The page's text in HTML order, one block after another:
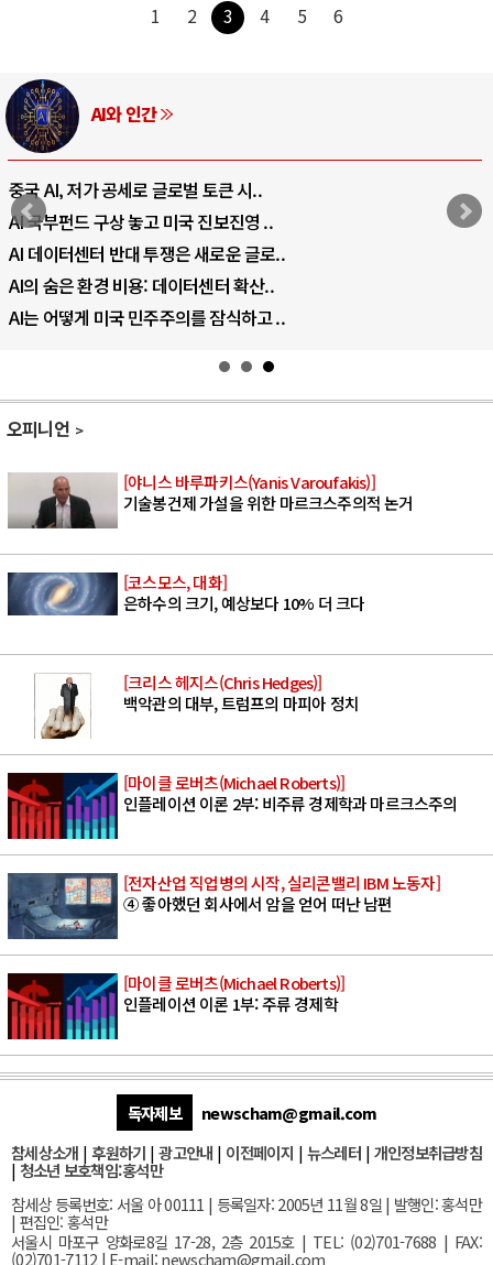
1 2 3 4 5 6
AI와 인간
중국 AI, 저가 공세로 글로벌 토큰 시..
AI 국부펀드 구상 놓고 미국 진보진영 ..
AI 데이터센터 반대 투쟁은 새로운 글로..
AI의 숨은 환경 비용: 데이터센터 확산..
AI는 어떻게 미국 민주주의를 잠식하고 ..
오피니언
[야니스 바루파키스(Yanis Varoufakis)]
기술봉건제 가설을 위한 마르크스주의적 논거
[코스모스, 대화]
은하수의 크기, 예상보다 10% 더 크다
[크리스 헤지스(Chris Hedges)]
백악관의 대부, 트럼프의 마피아 정치
[마이클 로버츠(Michael Roberts)]
인플레이션 이론 2부: 비주류 경제학과 마르크스주의
[전자산업 직업병의 시작, 실리콘밸리 IBM 노동자]
④ 좋아했던 회사에서 암을 얻어 떠난 남편
[마이클 로버츠(Michael Roberts)]
인플레이션 이론 1부: 주류 경제학
독자제보
newscham@gmail.com
참세상소개 | 후원하기 |광고안내 | 이전페이지 | 뉴스레터| 개인정보취급방침
| 청소년 보호책임:홍석만
참세상 등록번호: 서울 아 00111 | 등록일자: 2005년 11월 8일 | 발행인: 홍석만
| 편집인: 홍석만
서울시 마포구 양화로8길 17-28, 2층 2015호| TEL: (02)701-7688 | FAX:
(02)701-7112 | E-mail:newscham@gmail.com